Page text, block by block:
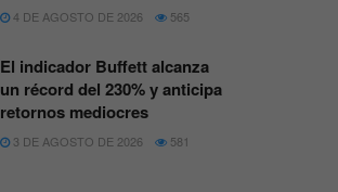
4 DE AGOSTO DE 2026 565
El indicador Buffett alcanza
un récord del 230% y anticipa
retornos mediocres
3 DE AGOSTO DE 2026 581